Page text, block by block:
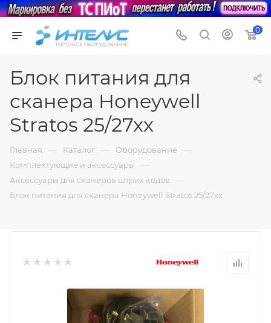
0
Блок питания для
сканера Honeywell
Stratos 25/27xx
Главная — Каталог — Оборудование —
Комплектующие и аксессуары —
Аксессуары для сканеров штрих кодов —
Блок питания для сканера Honeywell Stratos 25/27xx